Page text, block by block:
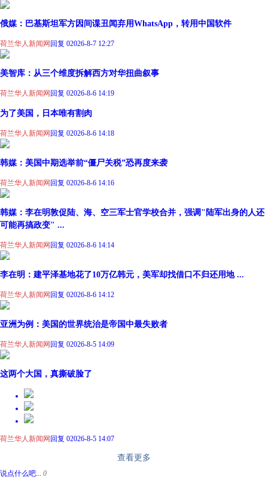
俄媒：巴基斯坦军方因间谍丑闻弃用WhatsApp，转用中国软件
荷兰华人新闻网 回复 02026-8-7 12:27
美智库：从三个维度拆解西方对华扭曲叙事
荷兰华人新闻网 回复 02026-8-6 14:19
为了美国，日本唯有割肉
荷兰华人新闻网 回复 02026-8-6 14:18
韩媒：美国中期选举前“僵尸关税”恐再度来袭
荷兰华人新闻网 回复 02026-8-6 14:16
韩媒：李在明敦促陆、海、空三军士官学校合并，强调"陆军出身的人还
可能再搞政变" ...
荷兰华人新闻网 回复 02026-8-6 14:14
李在明：建平泽基地花了10万亿韩元，美军却找借口不归还用地 ...
荷兰华人新闻网 回复 02026-8-6 14:12
亚洲为例：美国的世界统治是帝国中最失败者
荷兰华人新闻网 回复 02026-8-5 14:09
这两个大国，真撕破脸了
荷兰华人新闻网 回复 02026-8-5 14:07
查看更多
说点什么吧... 0